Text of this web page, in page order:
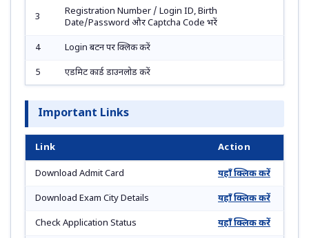
3
Registration Number / Login ID, Birth
Date/Password और Captcha Code भरें
4 Login बटन पर क्लिक करें
5 एडमिट कार्ड डाउनलोड करें
Important Links
Link Action
Download Admit Card यहाँ क्लिक करें
Download Exam City Details यहाँ क्लिक करें
Check Application Status यहाँ क्लिक करें